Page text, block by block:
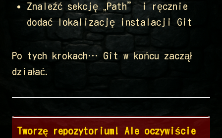
Znaleźć sekcję „Path” i ręcznie
dodać lokalizację instalacji Git
Po tych krokach… Git w końcu zaczął
działać.
Tworzę repozytorium! Ale oczywiście